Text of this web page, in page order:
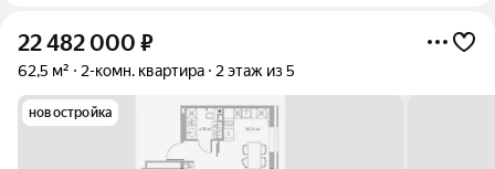
22 482 000 ₽
62,5 м² 2-комн. квартира 2 этаж из 5
новостройка